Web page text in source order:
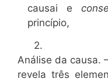
causai e
princípio,
2.
Análise da causa.
revela três